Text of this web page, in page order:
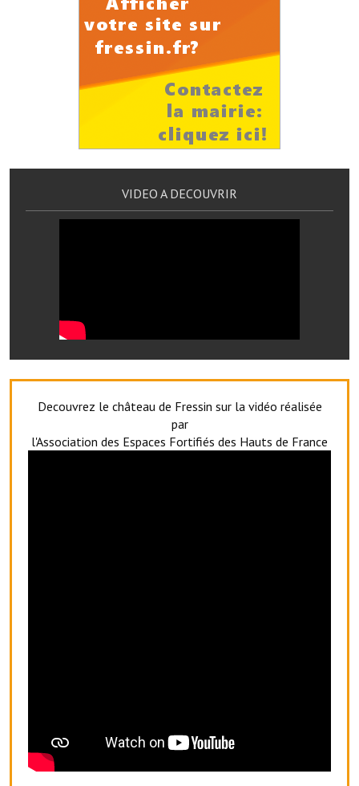
Services publics communaux
Démarches administratives
Terrains et maisons à vendre
Equipements sportifs
Exploitants agricoles
Agents immobiliers
Réserver une salle
Le foyer rural
Le club de l'amitié
VIDEO A DECOUVRIR
Decouvrez le château de Fressin sur la vidéo réalisée
par
l'Association des Espaces Fortifiés des Hauts de France